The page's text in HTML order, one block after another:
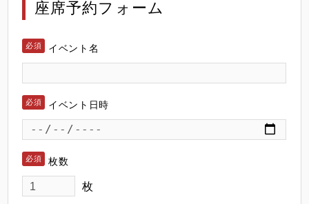
座席予約フォーム
イベント名
イベント日時
枚数
枚